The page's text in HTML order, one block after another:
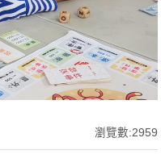
瀏覽數:2959